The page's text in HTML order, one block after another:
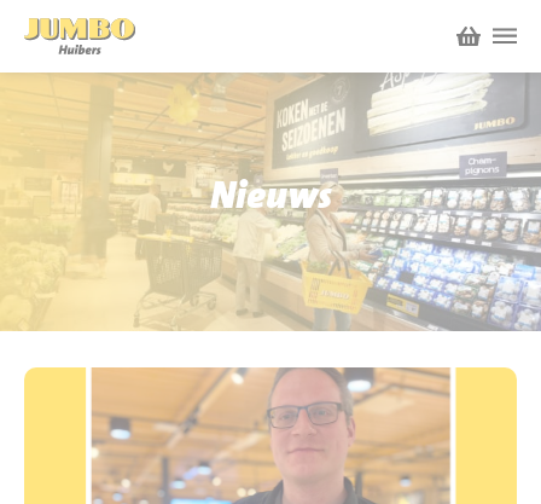
Winkels
P.W.A. Park
Bruïneplein
Nieuws
Acties
Werken bij Jumbo Huibers
Vacatures en Solliciteren
Jumbo.com
Nieuws